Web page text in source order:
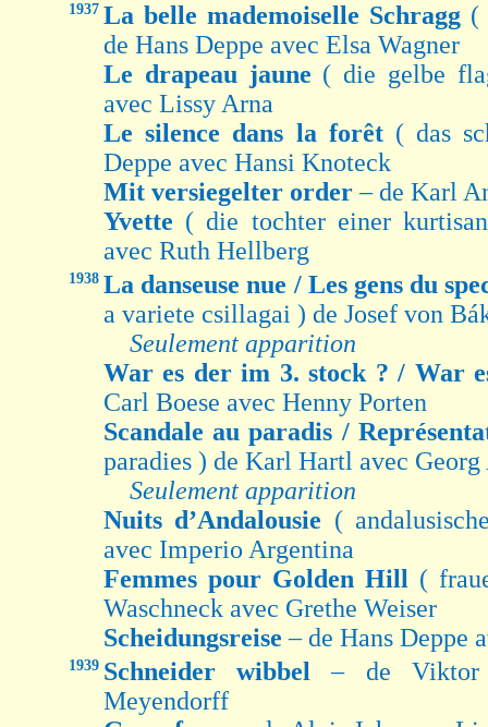
1937 La belle mademoiselle Schragg (
de Hans Deppe avec Elsa Wagner
Le drapeau jaune ( die gelbe
avec Lissy Arna
Le silence dans la forêt ( das
Deppe avec Hansi Knoteck
Mit versiegelter order– de Karl
Yvette ( die tochter einer
avec Ruth Hellberg
1938 La danseuse nue / Les gens du
a variete csillagai ) de Josef von
Seulement apparition
War es der im 3. stock ? / War
Carl Boese avec Henny Porten
Scandale au paradis /
paradies ) de Karl Hartl avec
Seulement apparition
Nuits d’Andalousie (
avec Imperio Argentina
Femmes pour Golden Hill (
Waschneck avec Grethe Weiser
Scheidungsreise– de Hans Deppe
1939 Schneider wibbel– de Viktor
Meyendorff